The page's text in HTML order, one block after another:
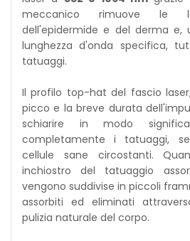
meccanico rimuove le
dell'epidermide e del derma e,
lunghezza d'onda specifica,
tatuaggi.
Il profilo top-hat del fascio
picco e la breve durata
schiarire in modo
completamente i tatuaggi,
cellule sane circostanti.
inchiostro del tatuaggio
vengono suddivise in piccoli
assorbiti ed eliminati
pulizia naturale del corpo.